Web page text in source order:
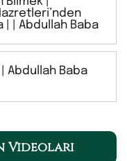
| | Abdullah Baba
Abdullah Baba
Videoları